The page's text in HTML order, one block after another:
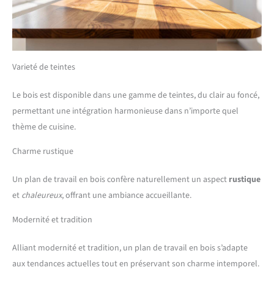
Varieté de teintes
Le bois est disponible dans une gamme de teintes, du clair au foncé,
permettant une intégration harmonieuse dans n’importe quel
thème de cuisine.
Charme rustique
Un plan de travail en bois confère naturellement un aspect rustique
et chaleureux, offrant une ambiance accueillante.
Modernité et tradition
Alliant modernité et tradition, un plan de travail en bois s’adapte
aux tendances actuelles tout en préservant son charme intemporel.